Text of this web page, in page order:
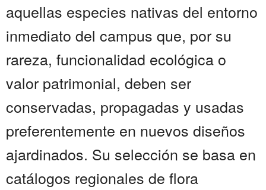
aquellas especies nativas del entorno
inmediato del campus que, por su
rareza, funcionalidad ecológica o
valor patrimonial, deben ser
conservadas, propagadas y usadas
preferentemente en nuevos diseños
ajardinados. Su selección se basa en
catálogos regionales de flora